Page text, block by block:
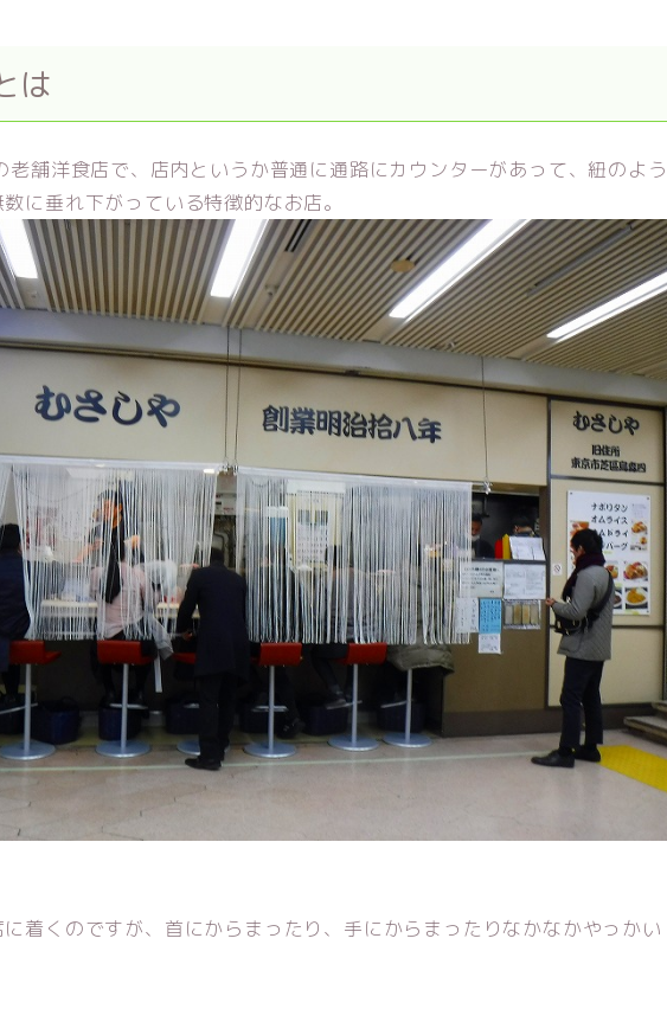
は
老舗洋食店で、店内というか普通に通路にカウンターがあって、紐のよう
に垂れ下がっている特徴的なお店。
着くのですが、首にからまったり、手にからまったりなかなかやっかい